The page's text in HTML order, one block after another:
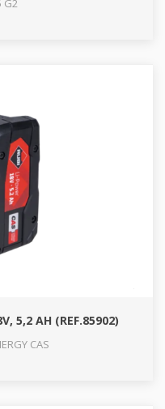
G2
5,2 AH (REF.85902)
CAS